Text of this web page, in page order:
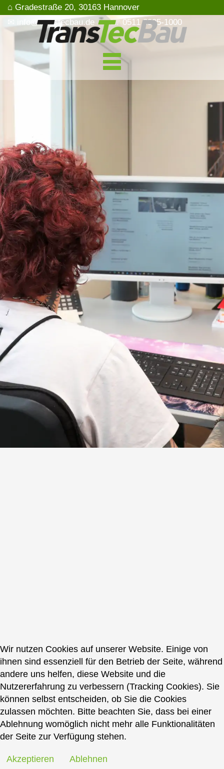
⌂ Gradestraße 20, 30163 Hannover
✉ info@transtecbau.de
☏ 0511 3995-1000
Wir nutzen Cookies auf unserer Website. Einige von
ihnen sind essenziell für den Betrieb der Seite, während
andere uns helfen, diese Website und die
Nutzererfahrung zu verbessern (Tracking Cookies). Sie
können selbst entscheiden, ob Sie die Cookies
zulassen möchten. Bitte beachten Sie, dass bei einer
Ablehnung womöglich nicht mehr alle Funktionalitäten
der Seite zur Verfügung stehen.
Akzeptieren
Ablehnen